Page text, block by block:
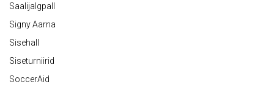
Saalijalgpall
Signy Aarna
Sisehall
Siseturniirid
SoccerAid